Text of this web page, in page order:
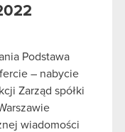
Podstawa
– nabycie
Zarząd spółki
wiadomości